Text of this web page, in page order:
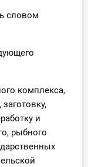
словом
комплекса,
и
рыбного